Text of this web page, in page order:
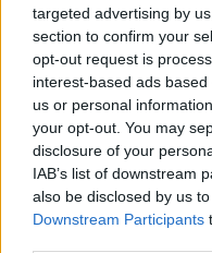
targeted advertising by
section to confirm your
opt-out request is
interest-based ads
us or personal
your opt-out. You may
disclosure of your
IAB’s list of downstream
also be disclosed by us
Downstream Participants